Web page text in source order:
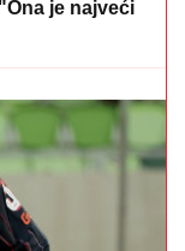
PA JE
nasilje
uzele